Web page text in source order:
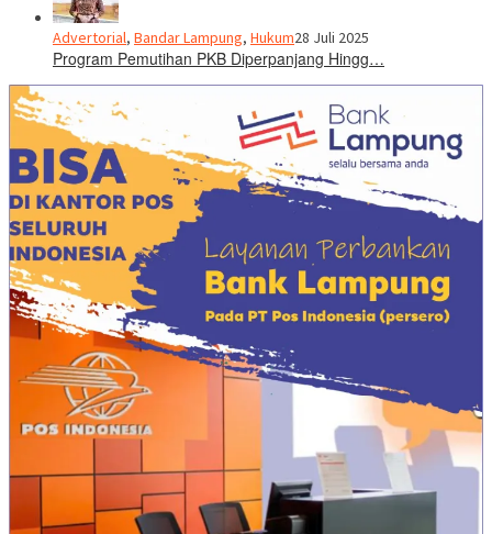
Advertorial, Bandar Lampung, Hukum28 Juli 2025
Program Pemutihan PKB Diperpanjang Hingg…